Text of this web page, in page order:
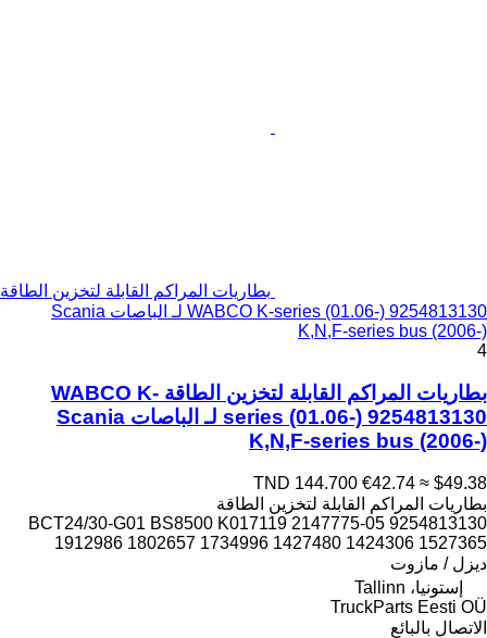
بطاريات المراكم القابلة لتخزين الطاقة
WABCO K-series (01.06-) 9254813130 لـ الباصات Scania
K,N,F-series bus (2006-)
4
بطاريات المراكم القابلة لتخزين الطاقة WABCO K-
series (01.06-) 9254813130 لـ الباصات Scania
K,N,F-series bus (2006-)
TND 144.700 €42.74 ≈ $49.38
بطاريات المراكم القابلة لتخزين الطاقة
9254813130 05-BCT24/30-G01 BS8500 K017119 2147775
1912986 1802657 1734996 1427480 1424306 1527365
ديزل / مازوت
إستونيا، Tallinn
TruckParts Eesti OÜ
الاتصال بالبائع